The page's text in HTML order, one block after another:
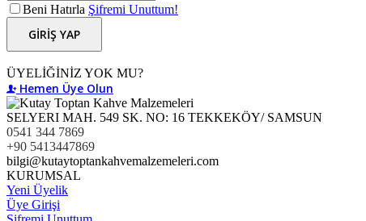
Beni Hatırla Şifremi Unuttum!
GİRİŞ YAP
ÜYELİĞİNİZ YOK MU?
Hemen Üye Olun
SELYERI MAH. 549 SK. NO: 16 TEKKEKÖY/ SAMSUN
0541 344 7869
+90 5413447869
bilgi@kutaytoptankahvemalzemeleri.com
KURUMSAL
Yeni Üyelik
Üye Girişi